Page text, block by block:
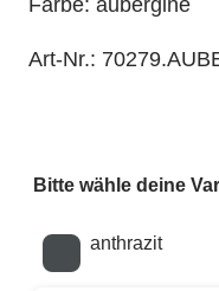
Farbe: aubergine
Art-Nr.:
Bitte wähle deine
Wähle eine Farbe
anthrazit